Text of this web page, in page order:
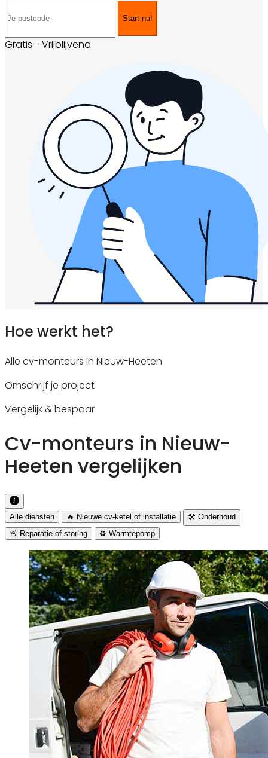
Start nu!
Gratis - Vrijblijvend
Hoe werkt het?
Alle cv-monteurs in Nieuw-Heeten
Omschrijf je project
Vergelijk & bespaar
Cv-monteurs in Nieuw-
Heeten vergelijken
Alle diensten 🔥 Nieuwe cv-ketel of installatie
🛠️ Onderhoud
🚨 Reparatie of storing
♻️ Warmtepomp